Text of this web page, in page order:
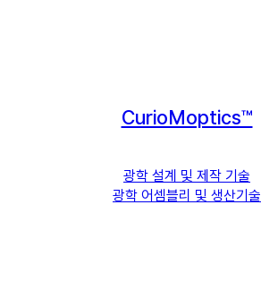
CurioMoptics™
광학 설계 및 제작 기술
광학 어셈블리 및 생산기술